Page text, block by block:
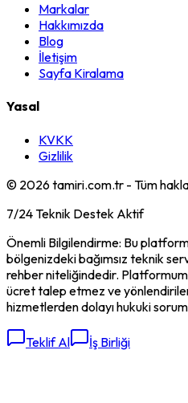
Markalar
Hakkımızda
Blog
İletişim
Sayfa Kiralama
Yasal
KVKK
Gizlilik
© 2026tamiri.com.tr - Tüm
7/24 Teknik Destek Aktif
Önemli Bilgilendirme: Bu
bölgenizdeki bağımsız teknik
rehber niteliğindedir.
ücret talep etmez ve
hizmetlerden dolayı hukuki
Teklif Al İş Birliği